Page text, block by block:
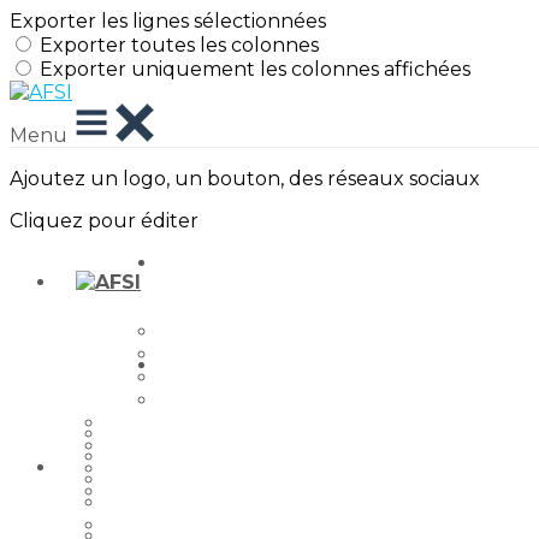
Exporter les lignes sélectionnées
Exporter toutes les colonnes
Exporter uniquement les colonnes affichées
Menu
Ajoutez un logo, un bouton, des réseaux sociaux
Cliquez pour éditer